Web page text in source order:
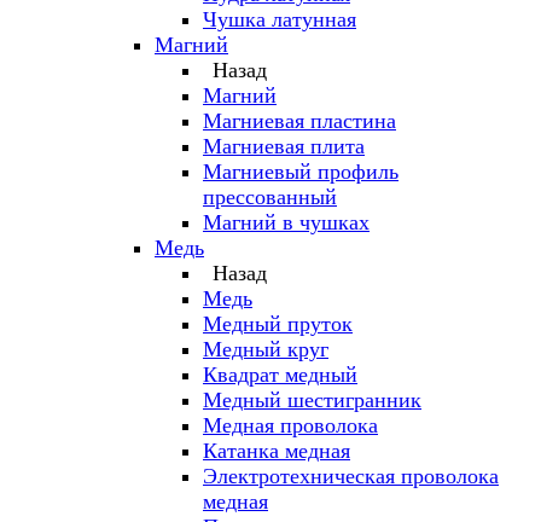
Чушка латунная
Магний
Назад
Магний
Магниевая пластина
Магниевая плита
Магниевый профиль
прессованный
Магний в чушках
Медь
Назад
Медь
Медный пруток
Медный круг
Квадрат медный
Медный шестигранник
Медная проволока
Катанка медная
Электротехническая проволока
медная